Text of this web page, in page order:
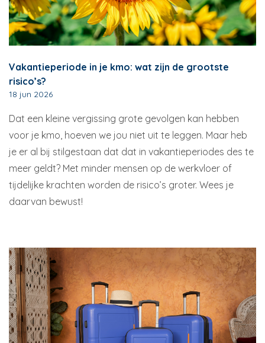
Vakantieperiode in je kmo: wat zijn de grootste
risico’s?
18 jun 2026
Dat een kleine vergissing grote gevolgen kan hebben
voor je kmo, hoeven we jou niet uit te leggen. Maar heb
je er al bij stilgestaan dat dat in vakantieperiodes des te
meer geldt? Met minder mensen op de werkvloer of
tijdelijke krachten worden de risico’s groter. Wees je
daarvan bewust!